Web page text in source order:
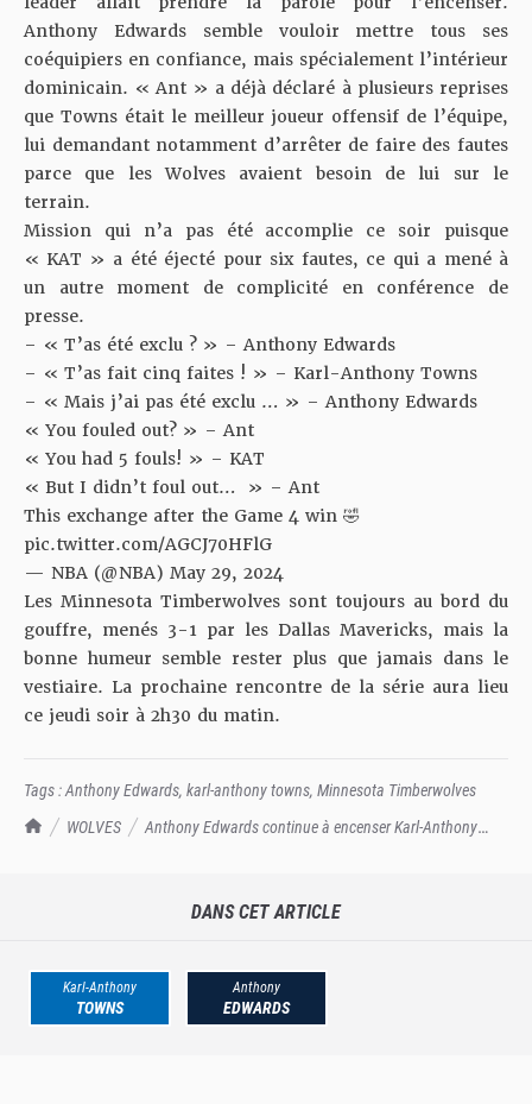
TrashTalk Actu NBA
WOLVES
Anthony Edwards continue à encenser Karl-Anthony
Anthony Edwards semble vouloir mettre tous ses
coéquipiers en confiance, mais spécialement l’intérieur
dominicain. « Ant » a déjà déclaré à plusieurs reprises
que Towns était le meilleur joueur offensif de l’équipe,
lui demandant notamment d’arrêter de faire des fautes
parce que les Wolves avaient besoin de lui sur le
terrain.
Mission qui n’a pas été accomplie ce soir puisque
« KAT » a été éjecté pour six fautes, ce qui a mené à
un autre moment de complicité en conférence de
presse.
– « T’as été exclu ? » – Anthony Edwards
– « T’as fait cinq faites ! » – Karl-Anthony Towns
– « Mais j’ai pas été exclu … » – Anthony Edwards
« You fouled out? » – Ant
« You had 5 fouls! » – KAT
« But I didn’t foul out… » – Ant
This exchange after the Game 4 win 🤣
pic.twitter.com/AGCJ70HFlG
— NBA (@NBA) May 29, 2024
Les Minnesota Timberwolves sont toujours au bord du
gouffre, menés 3-1 par les Dallas Mavericks, mais la
bonne humeur semble rester plus que jamais dans le
vestiaire. La prochaine rencontre de la série aura lieu
ce jeudi soir à 2h30 du matin.
Tags :Anthony Edwards, karl-anthony towns, Minnesota Timberwolves
DANS CET ARTICLE
Karl-Anthony
TOWNS
Anthony
EDWARDS